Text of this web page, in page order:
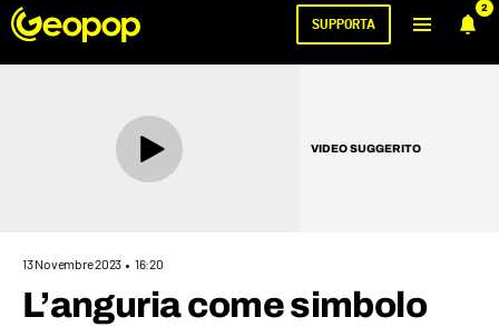
2
SUPPORTA
VIDEO SUGGERITO
13 Novembre 2023 16:20
L’anguria come simbolo